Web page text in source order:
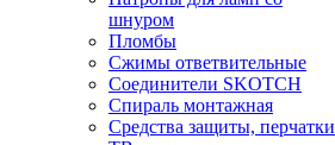
шнуром
Пломбы
Сжимы ответвительные
Соединители SKOTCH
Спираль монтажная
Средства защиты, перчатки